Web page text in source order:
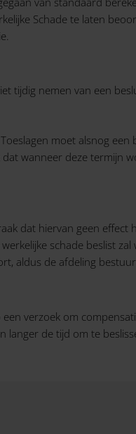
Schade te laten
tijdig nemen van een
moet alsnog
wanneer deze termijn
dat hiervan geen
schade beslist
aldus de afdeling
verzoek om
de tijd om te